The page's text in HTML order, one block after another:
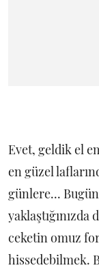
Evet, geldik el
en güzel
günlere...
ceketin omuz
hissedebilmek.